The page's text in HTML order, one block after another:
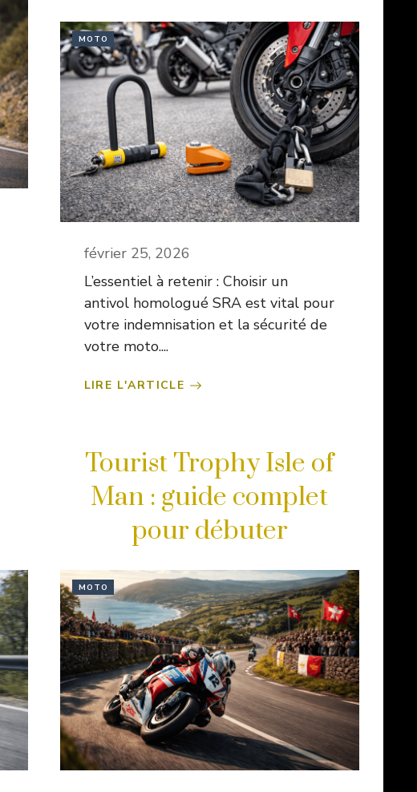
MOTO
février 25, 2026
L’essentiel à retenir : Choisir un
antivol homologué SRA est vital pour
votre indemnisation et la sécurité de
votre moto....
LIRE L'ARTICLE
Tourist Trophy Isle of
Man : guide complet
pour débuter
MOTO